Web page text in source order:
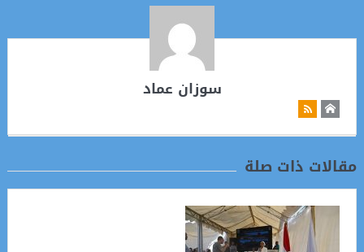
سوزان عماد
مقالات ذات صلة